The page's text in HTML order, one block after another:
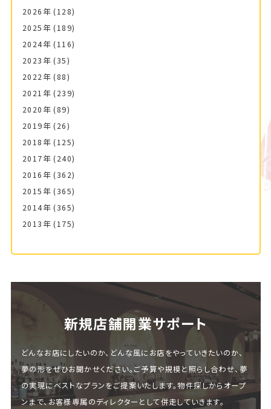
2026年 (128)
2025年 (189)
2024年 (116)
2023年 (35)
2022年 (88)
2021年 (239)
2020年 (89)
2019年 (26)
2018年 (125)
2017年 (240)
2016年 (362)
2015年 (365)
2014年 (365)
2013年 (175)
新規店舗開業サポート
どんなお店にしたいのか、どんな風にお店をやっていきたいのか、
夢の形をぜひお聞かせください。ご予算や規模と照らし合わせ、夢
の実現にベストなプランをご提案いたします。物件探しからオープ
ンまで、お客様専属のディレクターとして併走していきます。